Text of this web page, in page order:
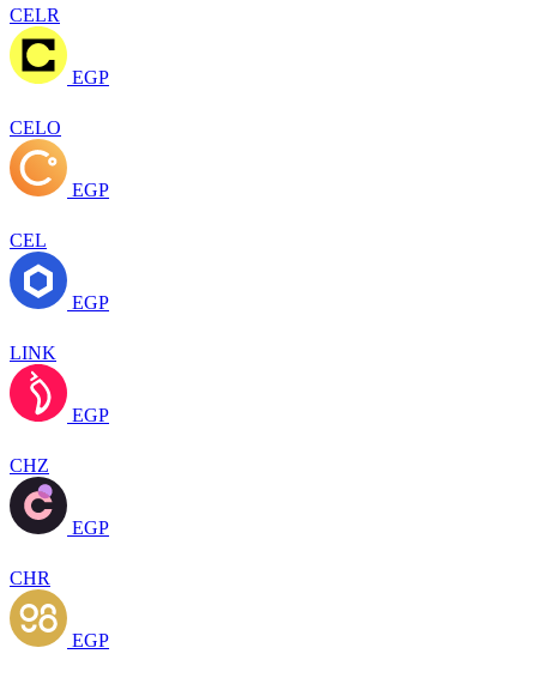
CELR
EGP
CELO
EGP
CEL
EGP
LINK
EGP
CHZ
EGP
CHR
EGP